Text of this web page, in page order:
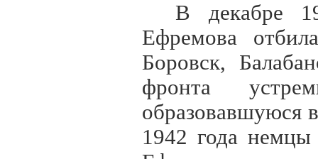
В декабре
Ефремова
Боровск,
фронта
образовавшуюся
1942 года немцы